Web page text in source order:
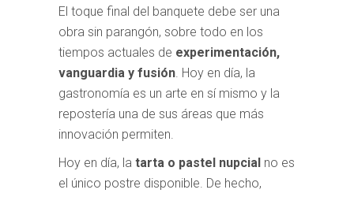
El toque final del banquete debe ser una
obra sin parangón, sobre todo en los
tiempos actuales de experimentación,
vanguardia y fusión. Hoy en día, la
gastronomía es un arte en sí mismo y la
repostería una de sus áreas que más
innovación permiten.
Hoy en día, la tarta o pastel nupcial no es
el único postre disponible. De hecho,